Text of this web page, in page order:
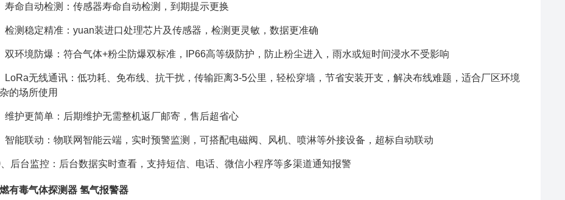
寿命自动检测：传感器寿命自动检测，到期提示更换
检测稳定精准：yuan装进口处理芯片及传感器，检测更灵敏，数据更准确
双环境防爆：符合气体+粉尘防爆双标准，IP66高等级防护，防止粉尘进入，雨水或短时间浸水不受影响
LoRa无线通讯：低功耗、免布线、抗干扰，传输距离3-5公里，轻松穿墙，节省安装开支，解决布线难题，适合厂区环境
的场所使用
维护更简单：后期维护无需整机返厂邮寄，售后超省心
智能联动：物联网智能云端，实时预警监测，可搭配电磁阀、风机、喷淋等外接设备，超标自动联动
后台监控：后台数据实时查看，支持短信、电话、微信小程序等多渠道通知报警
有毒气体探测器 氢气报警器